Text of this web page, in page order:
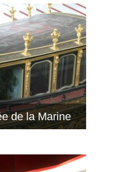
de la Marine